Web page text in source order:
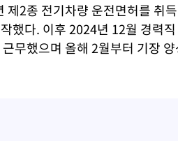
제2종 전기차량 운전면허를 취
했다. 이후 2024년 12월 경력
무했으며 올해 2월부터 기장